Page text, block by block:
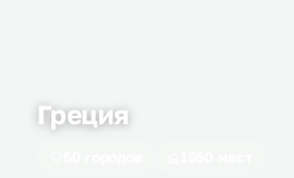
Греция